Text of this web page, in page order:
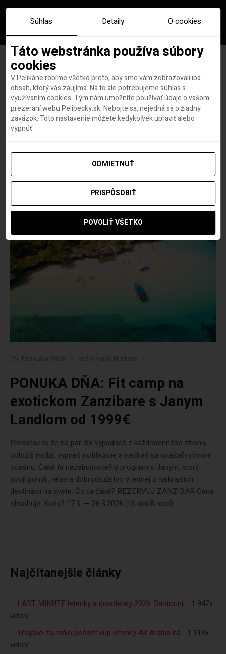
Značka:any landl
25. februára 2026 autor Hana Hudson
PONUKA DŇA: Fit camp na
exotickom Zanzibare s Janym
Landlom od 1999€
Predstav si, že na pár dní vypadneš z každodenného zhonu,
odložíš mobil, vypneš notifikácie a necháš sa unášať rytmom
oceánu. Čaká ťa nezabudnuteľný program s Janym, ktorý
spojí pohyb, relax a dobrodružstvo v jednej z najkrajších
destinácií na svete. Čo ťa čaká? REZERVUJ ZANZIBAR Cena
obsahuje: Kedy? 17.3. — 26.3.2026 (10 dní/8 nocí)
Najčítanejšie články
LAST MINUTE letenky a dovolenky 2026: Santorini,… 1 947x
videní
Thajsko za málo peňazí: kúp letenky Air Arabia na… 1 118x
videní
Súhlas Detaily O cookies
Táto webstránka používa súbory
cookies
V Pelikáne robíme všetko preto, aby sme vám zobrazovali iba
obsah, ktorý vás zaujíma. Na to ale potrebujeme súhlas s
využívaním cookies. Tým nám umožníte používať údaje o vašom
prezeraní webu Pelipecky.sk. Nebojte sa, nejedná sa o žiadny
záväzok. Toto nastavenie môžete kedykoľvek upraviť alebo
vypnúť.
ODMIETNUŤ
PRISPÔSOBIŤ
POVOLIŤ VŠETKO